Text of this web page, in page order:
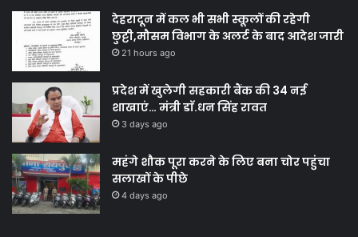
देहरादून में कल भी सभी स्कूलों की रहेगी
छुट्टी,मौसम विभाग के अलर्ट के बाद आदेश जारी
21 hours ago
प्रदेश में खुलेगी सहकारी बैंक की 34 नई
शाखाएं… मंत्री डाॅ.धन सिंह रावत
3 days ago
महंगे शौक पूरा करने के लिए बना चोर पहुंचा
सलाखों के पीछे
4 days ago